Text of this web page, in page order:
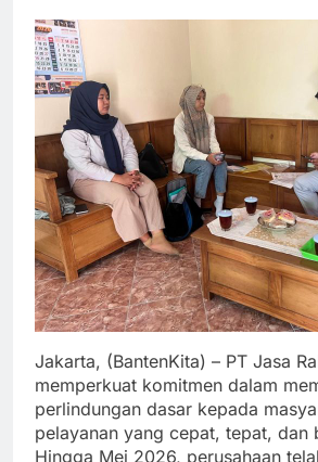
Jakarta, (BantenKita) – PT Jasa
memperkuat komitmen dalam
perlindungan dasar kepada
pelayanan yang cepat, tepat, dan
Hingga Mei 2026, perusahaan